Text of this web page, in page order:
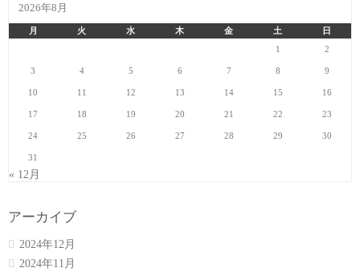
2026年8月
月 火 水 木 金 土
日
1
2
3 4 5 6 7 8 9
10 11 12 13 14 15 16
17 18 19 20 21 22 23
24 25 26 27 28 29 30
31
« 12月
アーカイブ
2024年12月
2024年11月